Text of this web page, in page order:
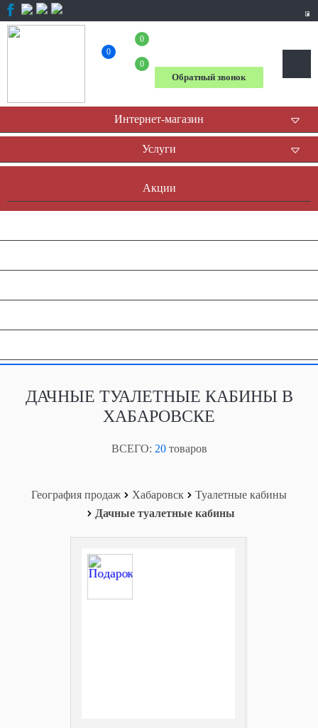
0
0
0
Обратный звонок
Интернет-магазин
Услуги
Акции
ДАЧНЫЕ ТУАЛЕТНЫЕ КАБИНЫ В
ХАБАРОВСКЕ
ВСЕГО: 20товаров
География продаж Хабаровск
Туалетные кабины
Дачные туалетные кабины